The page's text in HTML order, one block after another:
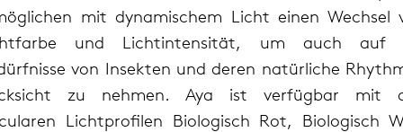
mit dynamischem Licht einen Wechsel
und Lichtintensität, um auch auf
von Insekten und deren natürliche
zu nehmen. Aya ist verfügbar mit
Lichtprofilen Biologisch Rot, Biologisch